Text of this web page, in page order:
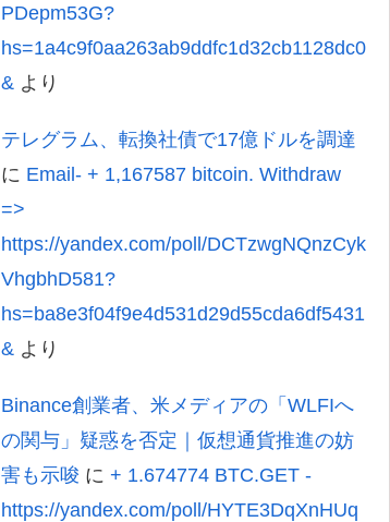
PDepm53G?
hs=1a4c9f0aa263ab9ddfc1d32cb1128dc0
& より
テレグラム、転換社債で17億ドルを調達
に Email- + 1,167587 bitcoin. Withdraw
=>
https://yandex.com/poll/DCTzwgNQnzCyk
VhgbhD581?
hs=ba8e3f04f9e4d531d29d55cda6df5431
& より
Binance創業者、米メディアの「WLFIへ
の関与」疑惑を否定｜仮想通貨推進の妨
害も示唆 に + 1.674774 BTC.GET -
https://yandex.com/poll/HYTE3DqXnHUq